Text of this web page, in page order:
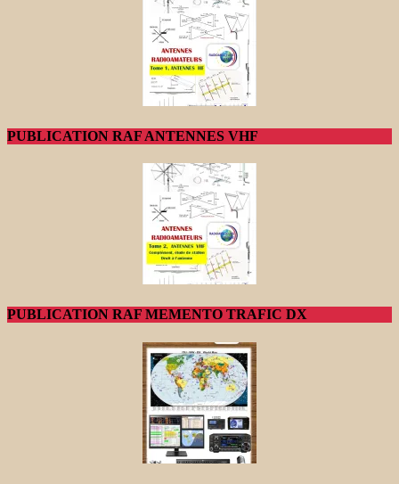
PUBLICATION RAF ANTENNES VHF
PUBLICATION RAF MEMENTO TRAFIC DX